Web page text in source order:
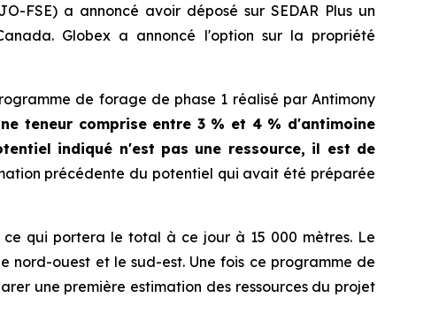
FSE) a annoncé avoir déposé sur SEDAR Plus un
Globex a annoncé l'option sur la propriété
de forage de phase 1 réalisé par Antimony
teneur comprise entre 3 % et 4 % d'antimoine
indiqué n'est pas une ressource, il est de
précédente du potentiel qui avait été préparée
qui portera le total à ce jour à 15 000 mètres. Le
nord-ouest et le sud-est. Une fois ce programme de
une première estimation des ressources du projet